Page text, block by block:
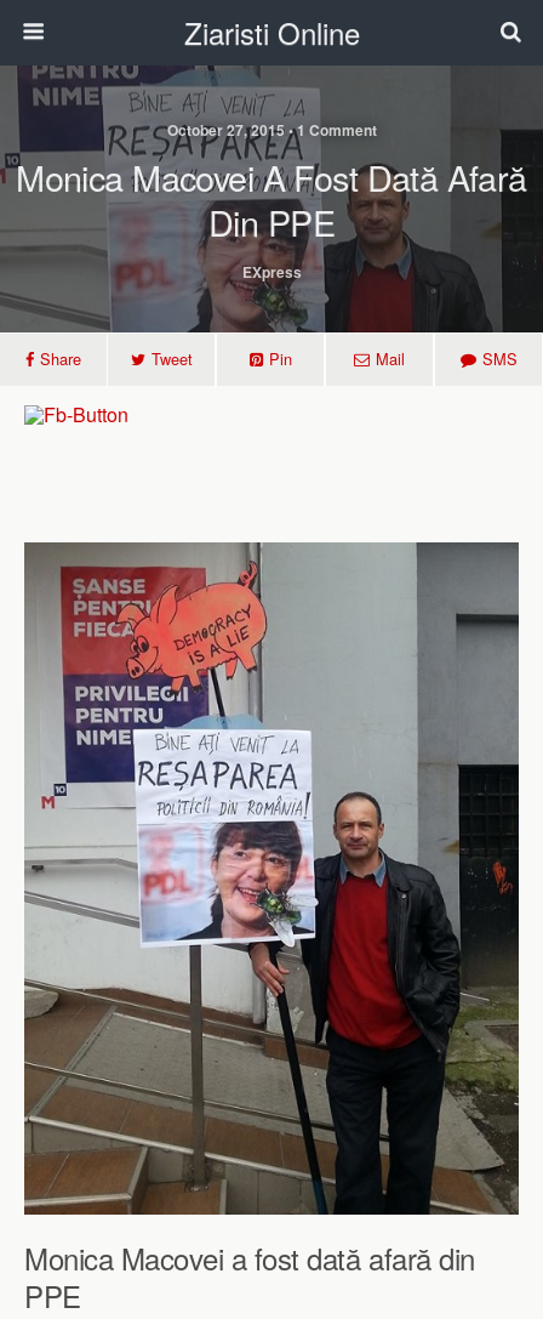
Ziaristi Online
October 27, 2015 • 1 Comment
Monica Macovei A Fost Dată Afară
Din PPE
EXpress
Share Tweet Pin Mail SMS
Monica Macovei a fost dată afară din
PPE